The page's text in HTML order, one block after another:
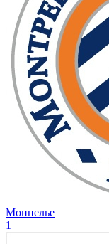
Монпелье
1